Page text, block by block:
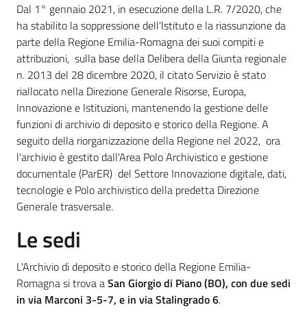
Dal 1° gennaio 2021, in esecuzione della L.R. 7/2020, che
ha stabilito la soppressione dell'Istituto e la riassunzione da
parte della Regione Emilia-Romagna dei suoi compiti e
attribuzioni, sulla base della Delibera della Giunta regionale
n. 2013 del 28 dicembre 2020, il citato Servizio è stato
riallocato nella Direzione Generale Risorse, Europa,
Innovazione e Istituzioni, mantenendo la gestione delle
funzioni di archivio di deposito e storico della Regione. A
seguito della riorganizzazione della Regione nel 2022, ora
l'archivio è gestito dall'Area Polo Archivistico e gestione
documentale (ParER) del Settore Innovazione digitale, dati,
tecnologie e Polo archivistico della predetta Direzione
Generale trasversale.
Le sedi
L'Archivio di deposito e storico della Regione Emilia-
Romagna si trova aSan Giorgio di Piano (BO), con due sedi
in via Marconi 3-5-7, e in via Stalingrado 6.